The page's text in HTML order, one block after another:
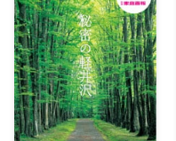
16浅草橋・蔵前
17両国
18向島・曳舟・押上
19柴又
20錦糸町・亀戸
21深川・門前仲町